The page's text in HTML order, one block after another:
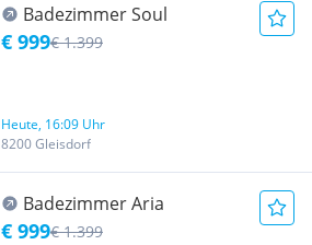
Badezimmer Soul
€ 999€ 1.399
Heute, 16:09 Uhr
8200 Gleisdorf
Badezimmer Aria
€ 999€ 1.399